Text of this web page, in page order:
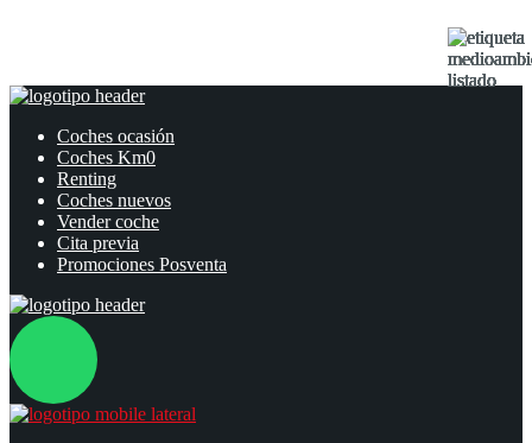
Coches ocasión
Coches Km0
Renting
Coches nuevos
Vender coche
Cita previa
Promociones Posventa